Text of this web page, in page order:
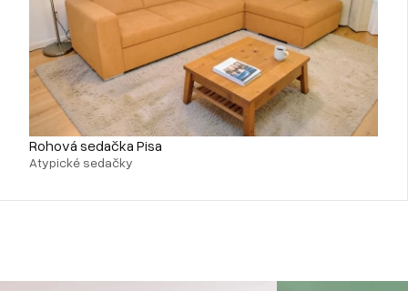
Rohová sedačka Pisa
Atypické sedačky